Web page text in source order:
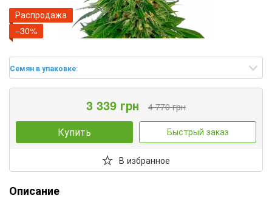
Распродажа
−30%
Семян в упаковке:
3 339 грн 4 770 грн
Купить Быстрый заказ
В избранное
Описание